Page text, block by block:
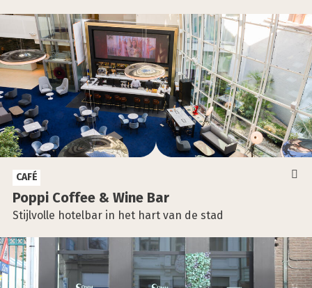
Pop­pi Cof­fee & Wine Bar
Stijlvolle hotelbar in het hart van de stad
CAFÉ